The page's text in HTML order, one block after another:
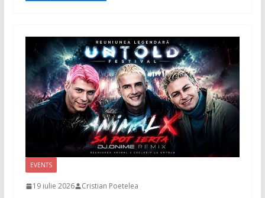
EVENTS
19 iulie 2026 Cristian Poetelea